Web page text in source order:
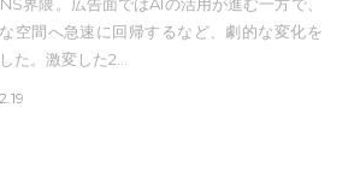
空間へ急速に回帰するなど、劇的な変化を
た。激変した2...